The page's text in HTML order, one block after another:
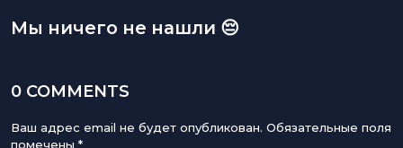
Мы ничего не нашли 😔
0 COMMENTS
Ваш адрес email не будет опубликован. Обязательные поля
помечены *